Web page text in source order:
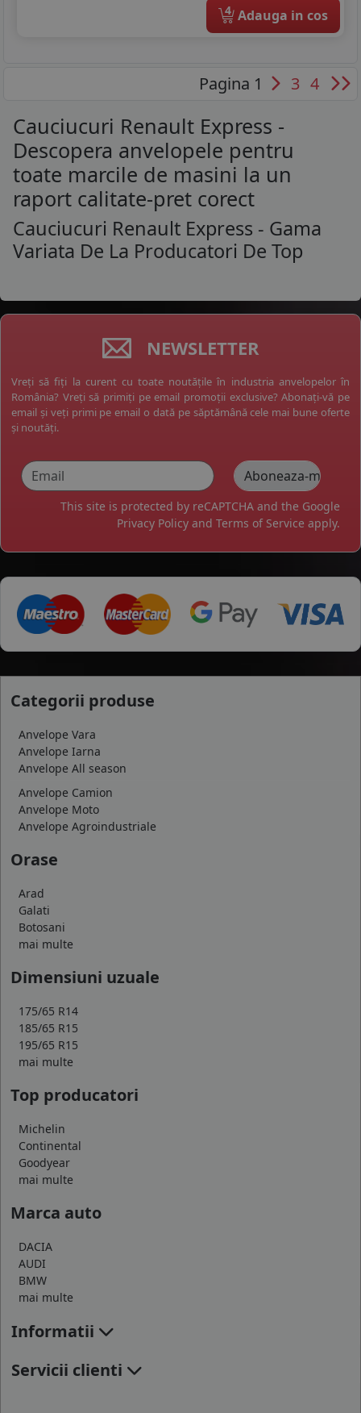
4 Adauga in cos
Pagina 1 3 4
Cauciucuri Renault Express -
Descopera anvelopele pentru
toate marcile de masini la un
raport calitate-pret corect
Cauciucuri Renault Express - Gama
Variata De La Producatori De Top
NEWSLETTER
Vreți să fiți la curent cu toate noutățile în industria anvelopelor în
România? Vreți să primiți pe email promoții exclusive? Abonați-vă pe
email și veți primi pe email o dată pe săptămână cele mai bune oferte
și noutăți.
This site is protected by reCAPTCHA and the Google
Privacy Policy and Terms of Service apply.
Categorii produse
Anvelope Vara
Anvelope Iarna
Anvelope All season
Anvelope Camion
Anvelope Moto
Anvelope Agroindustriale
Orase
Arad
Galati
Botosani
mai multe
Dimensiuni uzuale
175/65 R14
185/65 R15
195/65 R15
mai multe
Top producatori
Michelin
Continental
Goodyear
mai multe
Marca auto
DACIA
AUDI
BMW
mai multe
Informatii
Servicii clienti